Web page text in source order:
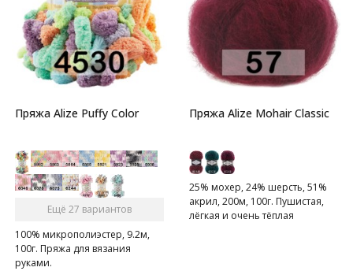
Пряжа Alize Puffy Color
Ещё 27 вариантов
100% микрополиэстер, 9.2м,
100г. Пряжа для вязания
руками.
Пряжа Alize Mohair Classic
25% мохер, 24% шерсть, 51%
акрил, 200м, 100г. Пушистая,
лёгкая и очень тёплая